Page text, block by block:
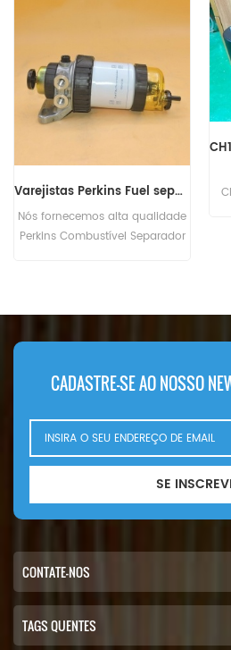
Varejistas Perkins Fuel separador de água Assembly 2656F810
Nós fornecemos alta qualidade
Perkins Combustível Separador
tecnologia do conjunto do
genuíno. Nosso Conjunto de
Separador de Água para
África, Europa, no Oriente Médio,
EUA desde 2009.
CADASTRE-SE AO NOSSO
SE
CONTATE-NOS
TAGS QUENTES